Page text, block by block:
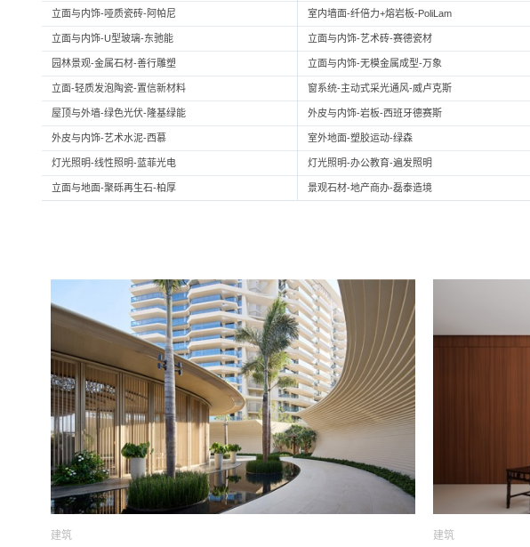
立面与内饰-哑质瓷砖-阿帕尼 室内墙面-纤倍力+熔岩板-PoliLam
立面与内饰-U型玻璃-东驰能 立面与内饰-艺术砖-赛德瓷材
园林景观-金属石材-善行雕塑 立面与内饰-无模金属成型-万象
立面-轻质发泡陶瓷-置信新材料 窗系统-主动式采光通风-威卢克斯
屋顶与外墙-绿色光伏-隆基绿能 外皮与内饰-岩板-西班牙德赛斯
外皮与内饰-艺术水泥-西慕 室外地面-塑胶运动-绿森
灯光照明-线性照明-蓝菲光电 灯光照明-办公教育-遍发照明
立面与地面-聚砾再生石-柏厚 景观石材-地产商办-磊泰造境
建筑 建筑